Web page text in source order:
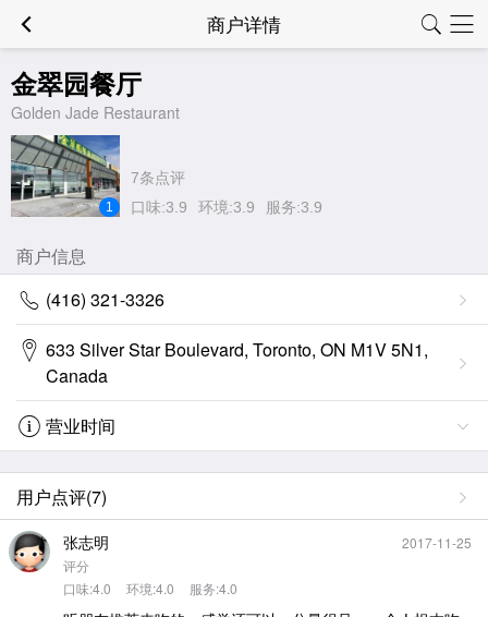
商户详情
金翠园餐厅
Golden Jade Restaurant
1
7条点评
口味:3.9
环境:3.9 服务:3.9
商户信息
(416) 321-3326
633 Silver Star Boulevard, Toronto, ON M1V 5N1,
Canada
营业时间
用户点评(7)
张志明
2017-11-25
评分
口味:4.0
环境:4.0 服务:4.0